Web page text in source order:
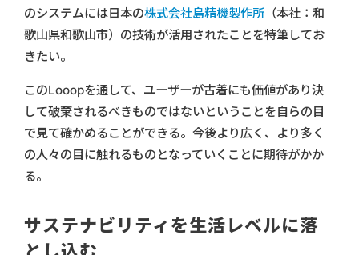
のシステムには日本の株式会社島精機製作所 （本社：和
歌山県和歌山市）の技術が活用されたことを特筆してお
きたい。
このLooopを通して、ユーザーが古着にも価値があり決
して破棄されるべきものではないということを自らの目
で見て確かめることができる。今後より広く、より多く
の人々の目に触れるものとなっていくことに期待がかか
る。
サステナビリティを生活レベルに落
とし込む